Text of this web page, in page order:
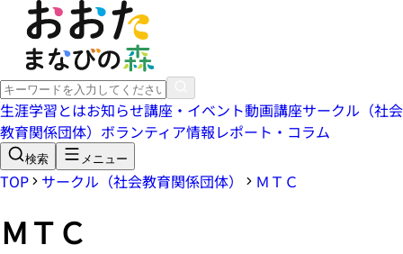
生涯学習とはお知らせ講座・イベント動画講座サークル（社会
教育関係団体） ボランティア情報レポート・コラム
検索 メニュー
TOP サークル（社会教育関係団体） ＭＴＣ
ＭＴＣ